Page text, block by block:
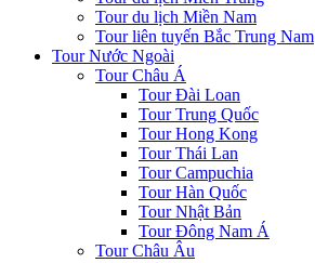
Tour du lịch Miền Nam
Tour liên tuyến Bắc Trung Nam
Tour Nước Ngoài
Tour Châu Á
Tour Đài Loan
Tour Trung Quốc
Tour Hong Kong
Tour Thái Lan
Tour Campuchia
Tour Hàn Quốc
Tour Nhật Bản
Tour Đông Nam Á
Tour Châu Âu